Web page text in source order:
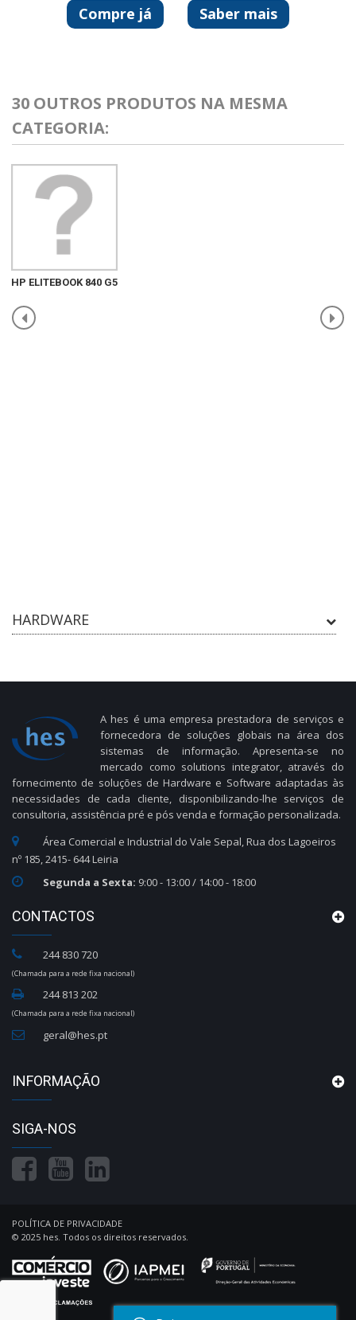
HARDWARE
Saber mais
Compre já
30 OUTROS PRODUTOS NA MESMA
CATEGORIA:
HP ELITEBOOK 840 G5
A hes é uma empresa prestadora de serviços e
fornecedora de soluções globais na área dos
sistemas de informação. Apresenta-se no
mercado como solutions integrator, através do
fornecimento de soluções de Hardware e Software adaptadas às
necessidades de cada cliente, disponibilizando-lhe serviços de
consultoria, assistência pré e pós venda e formação personalizada.
Área Comercial e Industrial do Vale Sepal, Rua dos Lagoeiros
nº 185, 2415- 644 Leiria
Segunda a Sexta: 9:00 - 13:00 / 14:00 - 18:00
CONTACTOS
244 830 720
(Chamada para a rede fixa nacional)
244 813 202
(Chamada para a rede fixa nacional)
geral@hes.pt
INFORMAÇÃO
SIGA-NOS
POLÍTICA DE PRIVACIDADE
© 2025 hes. Todos os direitos reservados.